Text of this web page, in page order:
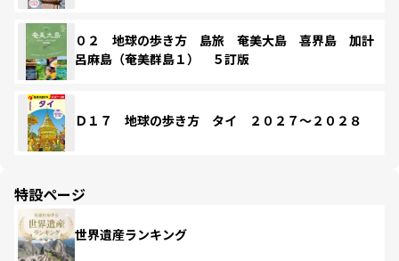
０２ 地球の歩き方 島旅 奄美大島 喜界島 加計
呂麻島（奄美群島１） ５訂版
Ｄ１７ 地球の歩き方 タイ ２０２７～２０２８
特設ページ
世界遺産ランキング